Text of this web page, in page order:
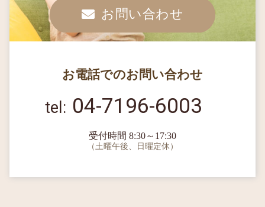
お問い合わせ
お電話でのお問い合わせ
04-7196-6003
受付時間 8:30～17:30
（土曜午後、日曜定休）